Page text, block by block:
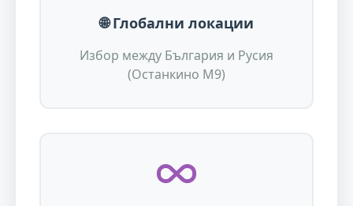
🌐 Глобални локации
Избор между България и Русия
(Останкино М9)